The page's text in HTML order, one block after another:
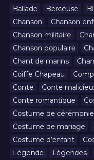
Ballade Berceuse
Chanson
Chanson
Chanson militaire
Chanson populaire
Chant de marins
Coiffe Chapeau
Conte
Conte
Conte romantique
Costume de cérémonie
Costume de mariage
Costume d’enfant
Légende
Légendes